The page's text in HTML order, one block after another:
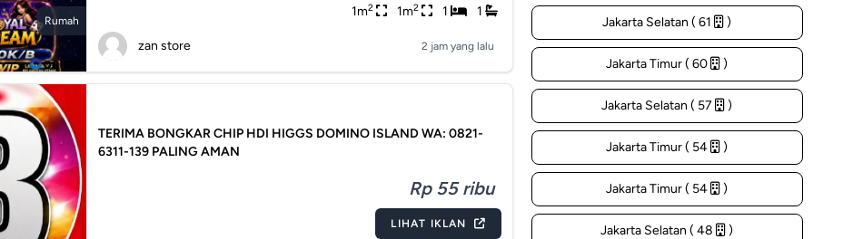
Rumah
1m2 1m2 1 1
zan store 2 jam yang lalu
TERIMA BONGKAR CHIP HDI HIGGS DOMINO ISLAND WA: 0821-
6311-139 PALING AMAN
Rp 55 ribu
LIHAT IKLAN
Jakarta Selatan ( 61 )
Jakarta Timur ( 60 )
Jakarta Selatan ( 57 )
Jakarta Timur ( 54 )
Jakarta Timur ( 54 )
Jakarta Selatan ( 48 )